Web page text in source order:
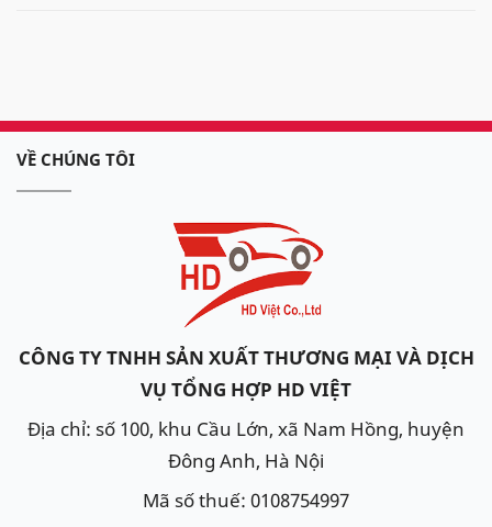
VỀ CHÚNG TÔI
CÔNG TY TNHH SẢN XUẤT THƯƠNG MẠI VÀ DỊCH
VỤ TỔNG HỢP HD VIỆT
Địa chỉ: số 100, khu Cầu Lớn, xã Nam Hồng, huyện
Đông Anh, Hà Nội
Mã số thuế: 0108754997